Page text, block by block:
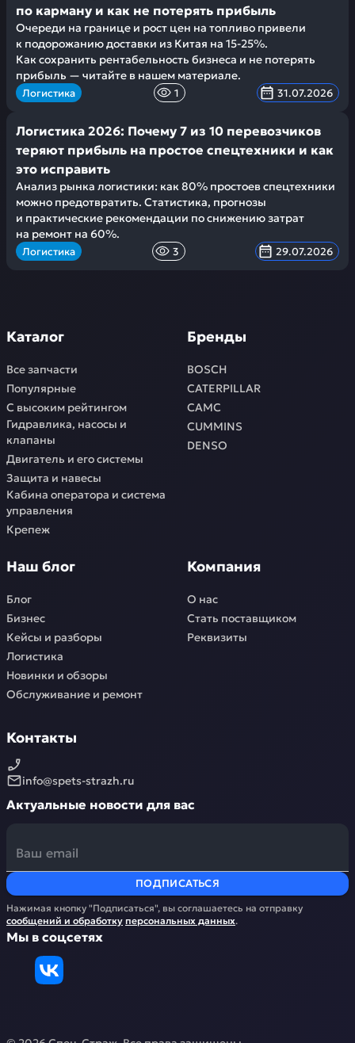
по карману и как не потерять прибыль
Очереди на границе и рост цен на топливо привели
к подорожанию доставки из Китая на 15-25%.
Как сохранить рентабельность бизнеса и не потерять
прибыль — читайте в нашем материале.
Логистика 1 31.07.2026
Логистика 2026: Почему 7 из 10 перевозчиков
теряют прибыль на простое спецтехники и как
это исправить
Анализ рынка логистики: как 80% простоев спецтехники
можно предотвратить. Статистика, прогнозы
и практические рекомендации по снижению затрат
на ремонт на 60%.
Логистика 3 29.07.2026
Каталог
Все запчасти
Популярные
С высоким рейтингом
Гидравлика, насосы и
клапаны
Двигатель и его системы
Защита и навесы
Кабина оператора и система
управления
Крепеж
Бренды
BOSCH
CATERPILLAR
CAMC
CUMMINS
DENSO
Наш блог
Блог
Бизнес
Кейсы и разборы
Логистика
Новинки и обзоры
Обслуживание и ремонт
Компания
О нас
Стать поставщиком
Реквизиты
Контакты
info@spets-strazh.ru
Актуальные новости для вас
ПОДПИСАТЬСЯ
Нажимая кнопку "Подписаться", вы соглашаетесь на отправку
сообщений и обработку персональных данных.
Мы в соцсетях